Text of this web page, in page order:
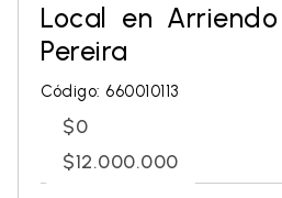
Local en
Pereira
Código: 660010113
$0
$12.000.000